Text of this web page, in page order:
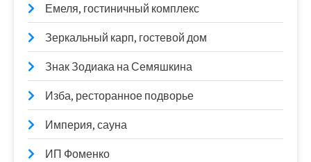
Емеля, гостиничный комплекс
Зеркальный карп, гостевой дом
Знак Зодиака на Семяшкина
Изба, ресторанное подворье
Империя, сауна
ИП Фоменко